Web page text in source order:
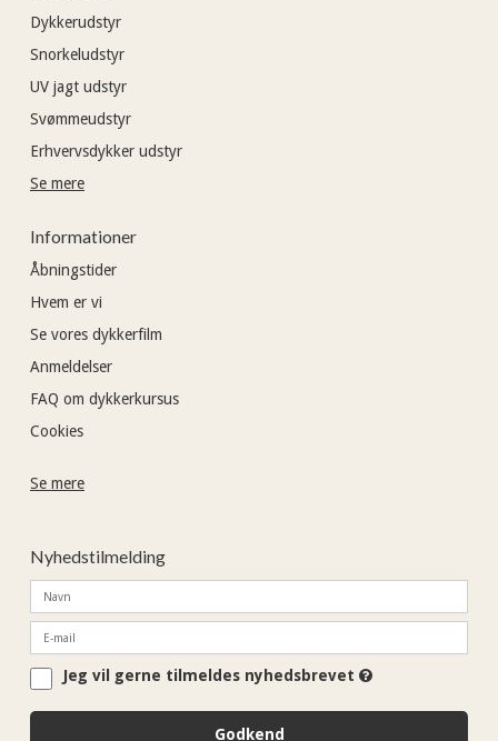
Dykkerudstyr
Snorkeludstyr
UV jagt udstyr
Svømmeudstyr
Erhvervsdykker udstyr
Se mere
Informationer
Åbningstider
Hvem er vi
Se vores dykkerfilm
Anmeldelser
FAQ om dykkerkursus
Cookies
Se mere
Nyhedstilmelding
Jeg vil gerne tilmeldes nyhedsbrevet
Godkend